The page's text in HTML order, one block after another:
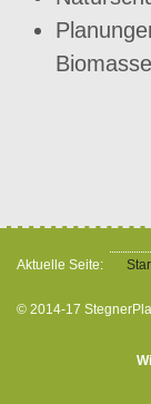
Aktuelle Seite:
© 2014-17